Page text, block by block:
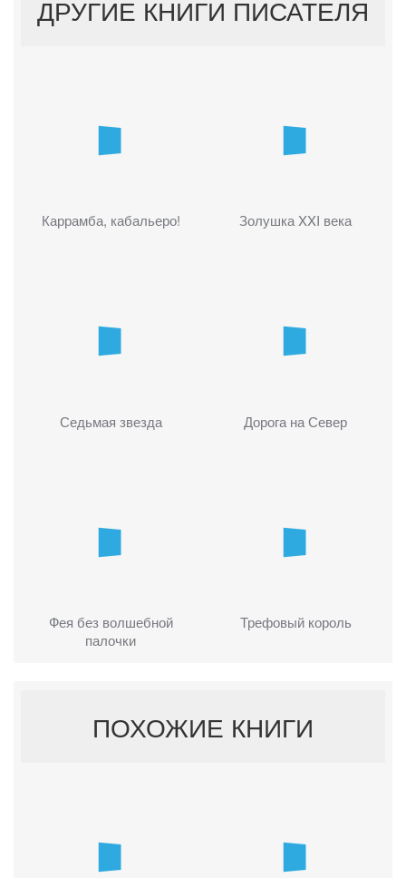
ДРУГИЕ КНИГИ ПИСАТЕЛЯ
Каррамба, кабальеро! Золушка XXI века
Седьмая звезда Дорога на Север
Фея без волшебной
палочки
Трефовый король
ПОХОЖИЕ КНИГИ